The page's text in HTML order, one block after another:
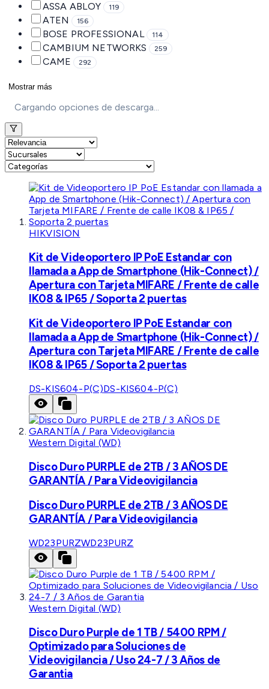
ASSA ABLOY 119
ATEN 156
BOSE PROFESSIONAL 114
CAMBIUM NETWORKS 259
CAME 292
Mostrar más
Cargando opciones de descarga...
HIKVISION
Kit de Videoportero IP PoE Estandar con
llamada a App de Smartphone (Hik-Connect) /
Apertura con Tarjeta MIFARE / Frente de calle
IK08 & IP65 / Soporta 2 puertas
Kit de Videoportero IP PoE Estandar con
llamada a App de Smartphone (Hik-Connect) /
Apertura con Tarjeta MIFARE / Frente de calle
IK08 & IP65 / Soporta 2 puertas
DS-KIS604-P(C)DS-KIS604-P(C)
Western Digital (WD)
Disco Duro PURPLE de 2TB / 3 AÑOS DE
GARANTÍA / Para Videovigilancia
Disco Duro PURPLE de 2TB / 3 AÑOS DE
GARANTÍA / Para Videovigilancia
WD23PURZWD23PURZ
Western Digital (WD)
Disco Duro Purple de 1 TB / 5400 RPM /
Optimizado para Soluciones de
Videovigilancia / Uso 24-7 / 3 Años de
Garantia